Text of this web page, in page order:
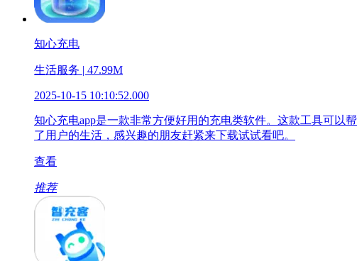
知心充电
生活服务 | 47.99M
2025-10-15 10:10:52.000
知心充电app是一款非常方便好用的充电类软件。这款工具可以
了用户的生活，感兴趣的朋友赶紧来下载试试看吧。
查看
推荐